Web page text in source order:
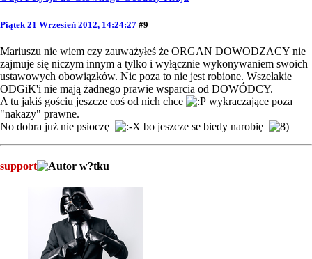
Piątek 21 Wrzesień 2012, 14:24:27 #9
Mariuszu nie wiem czy zauważyłeś że ORGAN DOWODZACY nie
zajmuje się niczym innym a tylko i wyłącznie wykonywaniem swoich
ustawowych obowiązków. Nic poza to nie jest robione. Wszelakie
ODGiK'i nie mają żadnego prawie wsparcia od DOWÓDCY.
A tu jakiś gościu jeszcze coś od nich chce
wykraczające poza
"nakazy" prawne.
No dobra już nie psioczę
bo jeszcze se biedy narobię
support